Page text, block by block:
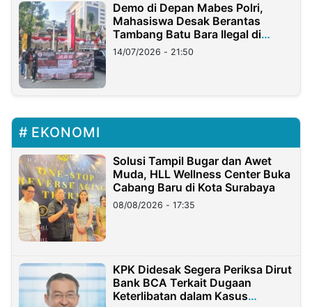
Demo di Depan Mabes Polri,
Mahasiswa Desak Berantas
Tambang Batu Bara Ilegal di
Lampung
14/07/2026 - 21:50
EKONOMI
Solusi Tampil Bugar dan Awet
Muda, HLL Wellness Center Buka
Cabang Baru di Kota Surabaya
08/08/2026 - 17:35
KPK Didesak Segera Periksa Dirut
Bank BCA Terkait Dugaan
Keterlibatan dalam Kasus